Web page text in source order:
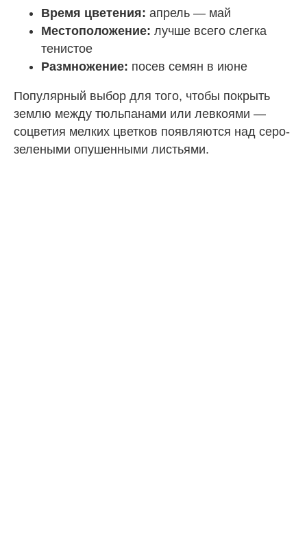
Время цветения: апрель — май
Местоположение: лучше всего слегка
тенистое
Размножение: посев семян в июне
Популярный выбор для того, чтобы покрыть
землю между тюльпанами или левкоями —
соцветия мелких цветков появляются над серо-
зелеными опушенными листьями.